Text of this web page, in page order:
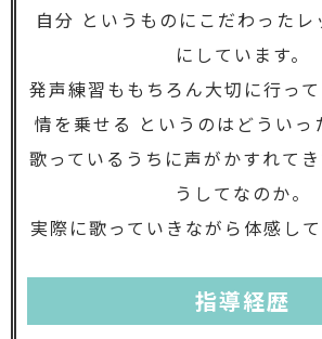
自分 というものにこだわったレ
にしています。
発声練習ももちろん大切に行っ
情を乗せる というのはどういっ
歌っているうちに声がかすれて
うしてなのか。
実際に歌っていきながら体感して
指導経歴